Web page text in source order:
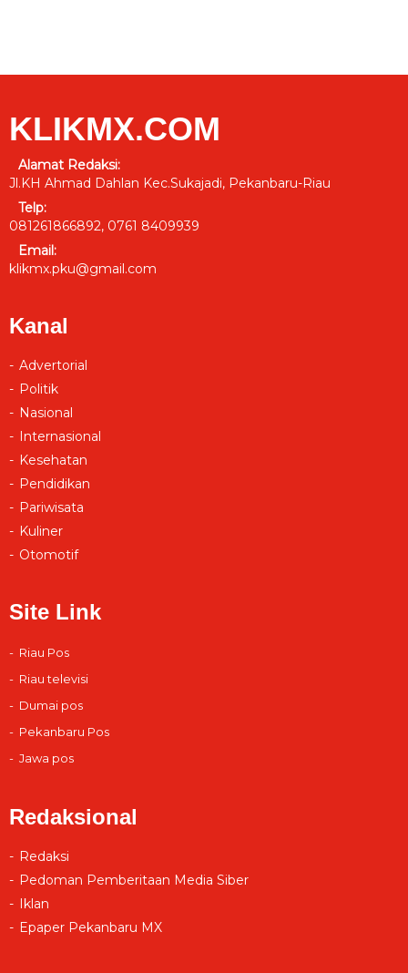
KLIKMX.COM
Alamat Redaksi:
Jl.KH Ahmad Dahlan Kec.Sukajadi, Pekanbaru-Riau
Telp:
081261866892, 0761 8409939
Email:
klikmx.pku@gmail.com
Kanal
Advertorial
Politik
Nasional
Internasional
Kesehatan
Pendidikan
Pariwisata
Kuliner
Otomotif
Site Link
Riau Pos
Riau televisi
Dumai pos
Pekanbaru Pos
Jawa pos
Redaksional
Redaksi
Pedoman Pemberitaan Media Siber
Iklan
Epaper Pekanbaru MX